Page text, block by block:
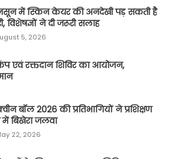
में स्किन केयर की अनदेखी पड़ सकती है
विशेषज्ञों ने दी जरूरी सलाह
5, 2026
एवं रक्तदान शिविर का आयोजन,
बॉल 2026 की प्रतिभागियों ने प्रशिक्षण
में बिखेरा जलवा
22, 2026